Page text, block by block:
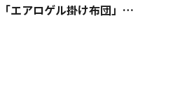
「エアロゲル掛け布団」第